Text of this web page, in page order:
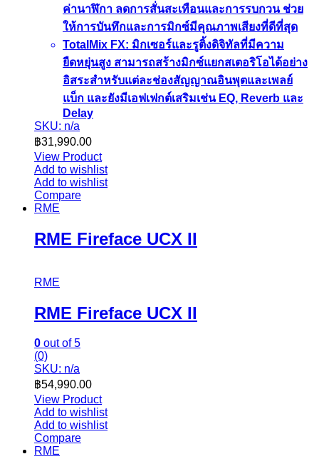
ค่านาฬิกา ลดการสั่นสะเทือนและการรบกวน ช่วย
ให้การบันทึกและการมิกซ์มีคุณภาพเสียงที่ดีที่สุด
TotalMix FX: มิกเซอร์และรูติ้งดิจิทัลที่มีความ
ยืดหยุ่นสูง สามารถสร้างมิกซ์แยกสเตอริโอได้อย่าง
อิสระสำหรับแต่ละช่องสัญญาณอินพุตและเพลย์
แบ็ก และยังมีเอฟเฟกต์เสริมเช่น EQ, Reverb และ
Delay
SKU: n/a
฿31,990.00
View Product
Add to wishlist
Add to wishlist
Compare
RME
RME Fireface UCX II
RME
RME Fireface UCX II
0 out of 5
(0)
SKU: n/a
฿54,990.00
View Product
Add to wishlist
Add to wishlist
Compare
RME